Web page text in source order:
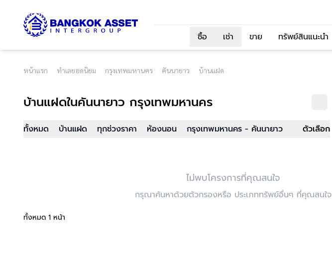
ซื้อ
เช่า ขาย ทรัพย์สินแนะนำ
หน้าแรก ทำเลยอดนิยม กรุงเทพมหานคร คันนายาว บ้านแฝด
บ้านแฝดในคันนายาว กรุงเทพมหานคร
ทั้งหมด บ้านแฝด ทุกช่วงราคา ห้องนอน กรุงเทพมหานคร - คันนายาว ตัวเลือก
ไม่พบโครงการที่คุณสนใจ
กรุณาค้นหาด้วยตัวกรองหรือ ประเภททรัพย์อื่นๆ ที่คุณสนใจ
ทั้งหมด 1 หน้า